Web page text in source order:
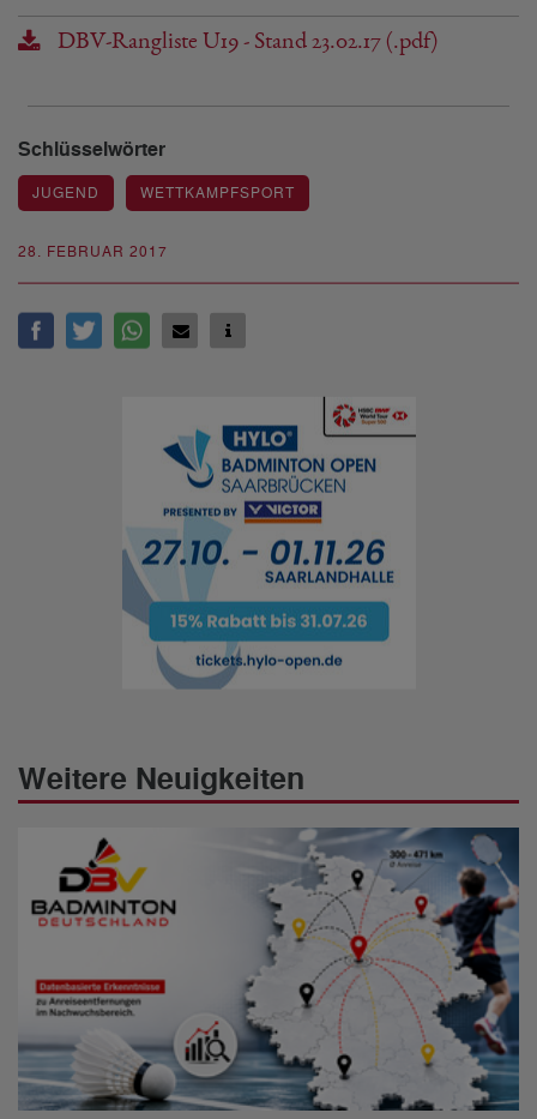
28. FEBRUAR 2017
DBV-Rangliste U19 - Stand 23.02.17 (.pdf)
Schlüsselwörter
JUGEND WETTKAMPFSPORT
Weitere Neuigkeiten